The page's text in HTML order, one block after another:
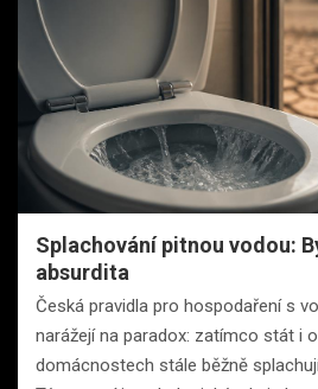
Splachování pitnou vodou:
absurdita
Česká pravidla pro hospodaření s
narážejí na paradox: zatímco stát i
domácnostech stále běžně